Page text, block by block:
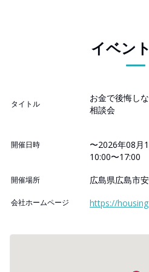
イベン
タイトル
お金で後悔し
相談会
開催日時
〜2026年08月
10:00〜17:00
開催場所 広島県広島市
会社ホームページ https://